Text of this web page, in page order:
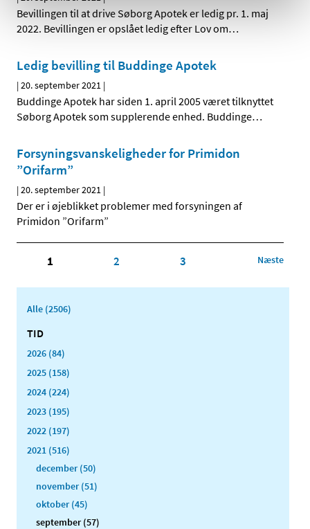
Bevillingen til at drive Søborg Apotek er ledig pr. 1. maj
2022. Bevillingen er opslået ledig efter Lov om…
Ledig bevilling til Buddinge Apotek
|20. september 2021 |
Buddinge Apotek har siden 1. april 2005 været tilknyttet
Søborg Apotek som supplerende enhed. Buddinge…
Forsyningsvanskeligheder for Primidon
”Orifarm”
|20. september 2021 |
Der er i øjeblikket problemer med forsyningen af
Primidon ”Orifarm”
1 2 3 Næste
Alle (2506)
TID
2026 (84)
2025 (158)
2024 (224)
2023 (195)
2022 (197)
2021 (516)
december (50)
november (51)
oktober (45)
september (57)